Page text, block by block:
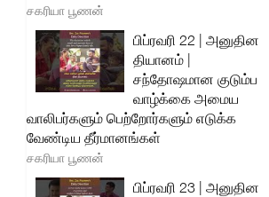
சகரியா பூணன்
பிப்ரவரி 22 | அனுதின
தியானம் |
சந்தோஷமான குடும்ப
வாழ்க்கை அமைய
வாலிபர்களும் பெற்றோர்களும் எடுக்க
வேண்டிய தீர்மானங்கள்
சகரியா பூணன்
பிப்ரவரி 23 | அனுதின